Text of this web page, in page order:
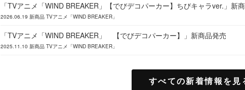
「TVアニメ「WIND BREAKER」【でびデコパーカー】ちびキャラver.」新
2026.06.19 新商品 TVアニメ「WIND BREAKER」
「TVアニメ「WIND BREAKER」 【でびデコパーカー】」新商品発売
2025.11.10 新商品 TVアニメ「WIND BREAKER」
すべての新着情報を見